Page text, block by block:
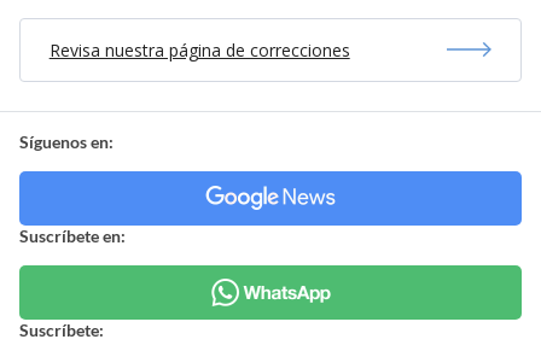
Revisa nuestra página de correcciones
Síguenos en:
Suscríbete en:
Suscríbete: